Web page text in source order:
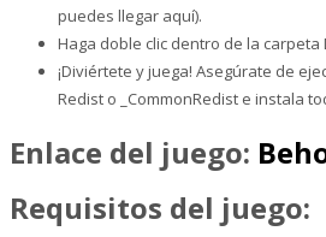
puedes llegar aquí).
Haga doble clic dentro de la carpeta
¡Diviértete y juega! Asegúrate de
Redist o _CommonRedist e instala
Enlace del juego:
Requisitos del juego: